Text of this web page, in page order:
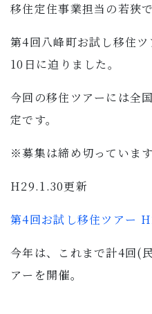
観光
移住・定住
移住定住事業担当の若狹で
第4回八峰町お試し移住
10日に迫りました。
今回の移住ツアーには全
定です。
※募集は締め切っています
H29.1.30更新
第4回お試し移住ツアー
今年は、これまで計4回(
アーを開催。